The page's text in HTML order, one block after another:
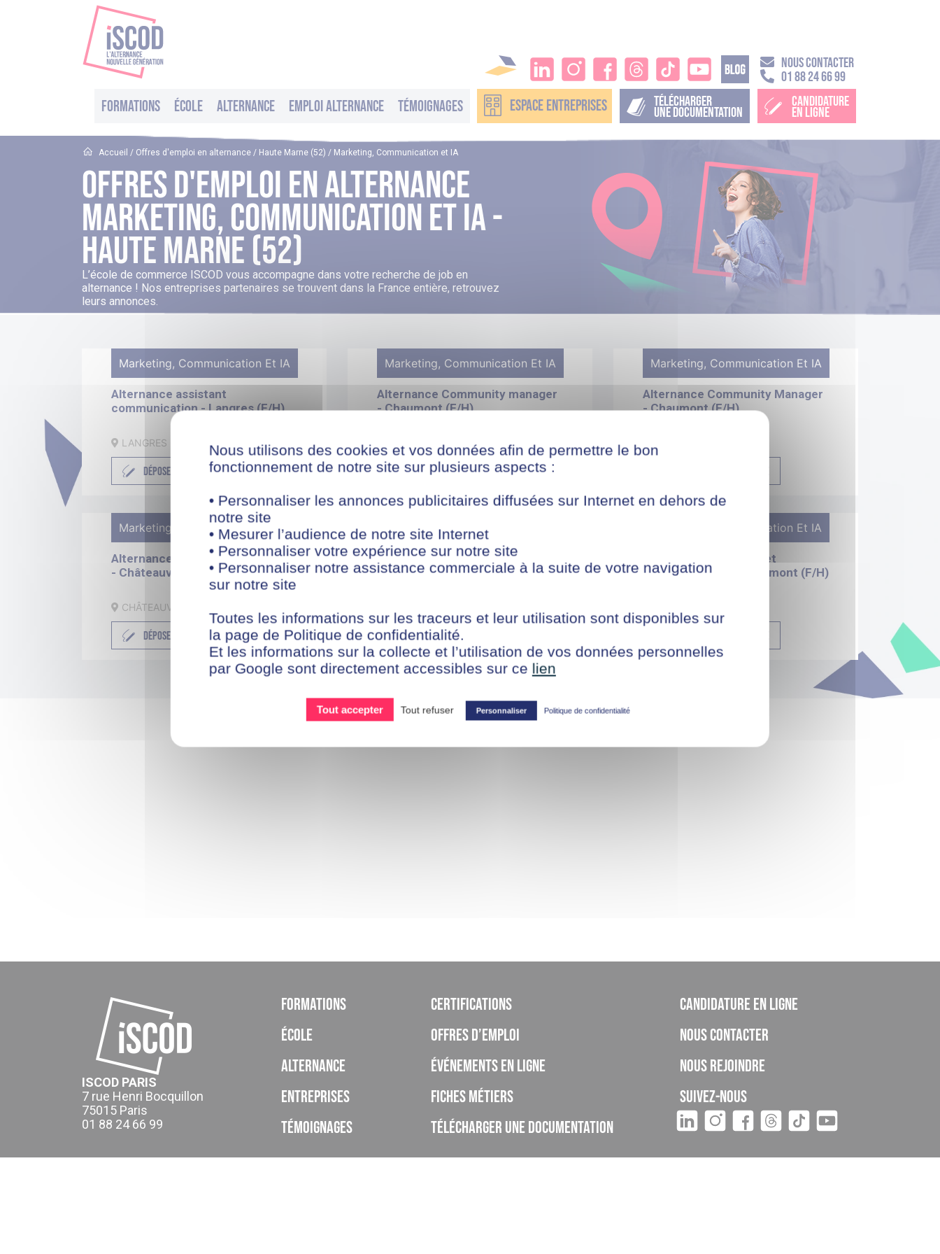
NOUS CONTACTER
01 88 24 66 99
Formations École Alternance Emploi alternance Témoignages ESPACEENTREPRISES TÉLÉCHARGER
UNE DOCUMENTATION
CANDIDATURE
EN LIGNE
Accueil / Offres d'emploi en alternance / Haute Marne (52) / Marketing, Communication et IA
Offres D'emploi En Alternance
Marketing, Communication Et IA -
Haute Marne (52)
L’école de commerce ISCOD vous accompagne dans votre recherche de job en
alternance ! Nos entreprises partenaires se trouvent dans la France entière, retrouvez
leurs annonces.
Marketing, Communication Et IA
Alternance assistant
communication - Langres (F/H)
LANGRES
DÉPOSER SA CANDIDATURE
Marketing, Communication Et IA
Alternance Community manager
- Chaumont (F/H)
CHAUMONT
DÉPOSER SA CANDIDATURE
Marketing, Communication Et IA
Alternance Community Manager
- Chaumont (F/H)
Marketing, Communication Et IA
Alternance Community Manager
- Châteauvillain (F/H)
CHÂTEAUVILLAIN
DÉPOSER SA CANDIDATURE
Marketing, Communication Et IA
Alternance Graphiste -
Chaumont (F/H)
DÉPOSER SA CANDIDATURE
Marketing, Communication Et IA
Alternance Graphiste et
communication - Chaumont (F/H)
ISCOD PARIS
7 rue Henri Bocquillon
75015 Paris
01 88 24 66 99
Formations
École
Alternance
Entreprises
Témoignages
Certifications
Offres d’emploi
Événements en ligne
Fiches métiers
Télécharger une documentation
Candidature en ligne
Nous contacter
Nous rejoindre
Suivez-nous
Nous utilisons des cookies et vos données afin de permettre le bon
fonctionnement de notre site sur plusieurs aspects :
• Personnaliser les annonces publicitaires diffusées sur Internet en dehors de
notre site
• Mesurer l’audience de notre site Internet
• Personnaliser votre expérience sur notre site
• Personnaliser notre assistance commerciale à la suite de votre navigation
sur notre site
Toutes les informations sur les traceurs et leur utilisation sont disponibles sur
la page de Politique de confidentialité.
Et les informations sur la collecte et l’utilisation de vos données personnelles
par Google sont directement accessibles sur ce lien
Tout accepter Tout refuser Personnaliser Politique de confidentialité